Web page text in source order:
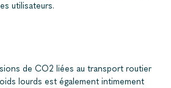
utilisateurs.
de CO2 liées au transport routier
lourds est également intimement